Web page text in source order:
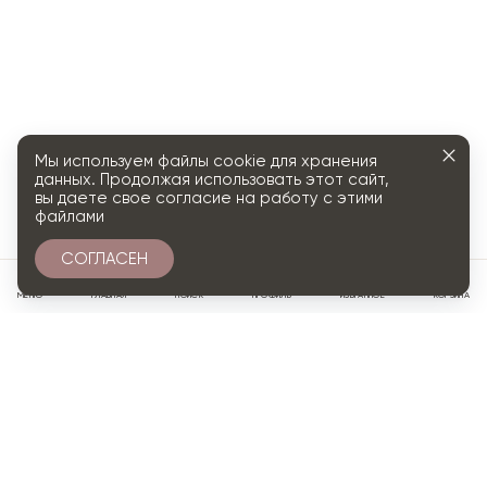
МЕНЮ ГЛАВНАЯ ПОИСК ПРОФИЛЬ ИЗБРАННОЕ КОРЗИНА
Мы используем файлы cookie для хранения
данных. Продолжая использовать этот сайт,
вы даете свое согласие на работу с этими
файлами
СОГЛАСЕН